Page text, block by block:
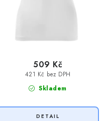
Skladem
421 Kč bez DPH
509 Kč